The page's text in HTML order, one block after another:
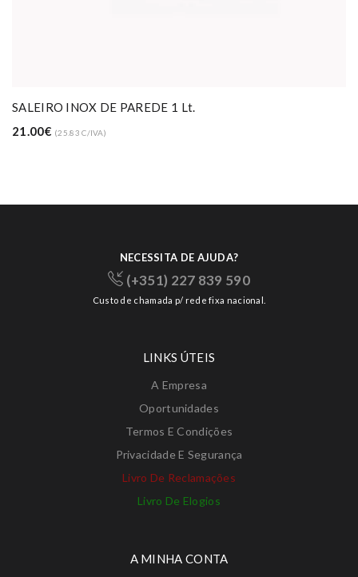
SALEIRO INOX DE PAREDE 1 Lt.
21.00€ (25.83 C/IVA)
NECESSITA DE AJUDA?
(+351) 227 839 590
Custo de chamada p/ rede fixa nacional.
LINKS ÚTEIS
A Empresa
Oportunidades
Termos E Condições
Privacidade E Segurança
Livro De Reclamações
Livro De Elogios
A MINHA CONTA